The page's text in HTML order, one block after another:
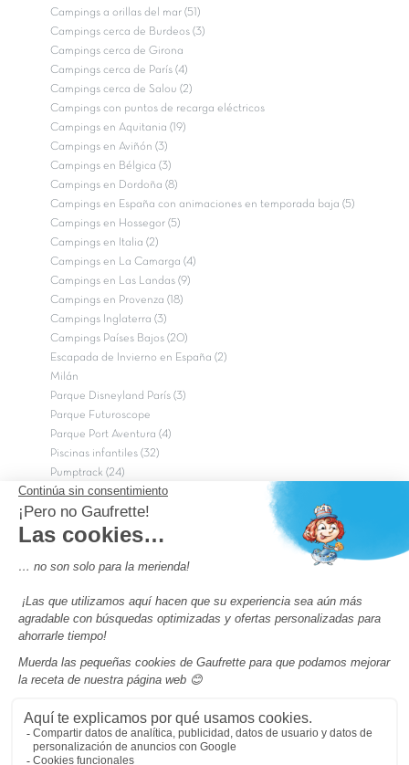
Campings a orillas del mar (51)
Campings cerca de Burdeos (3)
Campings cerca de Girona
Campings cerca de París (4)
Campings cerca de Salou (2)
Campings con puntos de recarga eléctricos
Campings en Aquitania (19)
Campings en Aviñón (3)
Campings en Bélgica (3)
Campings en Dordoña (8)
Campings en España con animaciones en temporada baja (5)
Campings en Hossegor (5)
Campings en Italia (2)
Campings en La Camarga (4)
Campings en Las Landas (9)
Campings en Provenza (18)
Campings Inglaterra (3)
Campings Países Bajos (20)
Escapada de Invierno en España (2)
Milán
Parque Disneyland París (3)
Parque Futuroscope
Parque Port Aventura (4)
Piscinas infantiles (32)
Pumptrack (24)
Puy du Fou (2)
Roma
Semana Santa (17)
Campings de 4 estrellas en Francia
Los camping con piscinas en Francia
Camping Barcelona
Camping Murcia
Camping Costa Brava
Camping Costa daurada
Pass camping
Preguntas más frecuentes
Aviso legal